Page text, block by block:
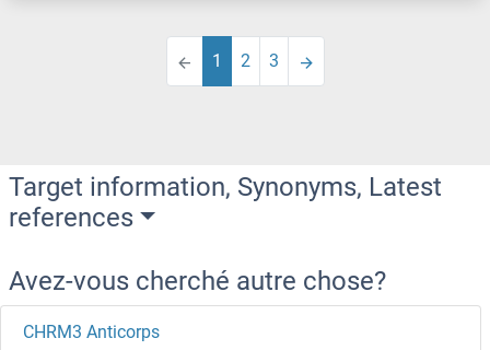
1 2 3
Target information, Synonyms, Latest
references
Avez-vous cherché autre chose?
CHRM3 Anticorps